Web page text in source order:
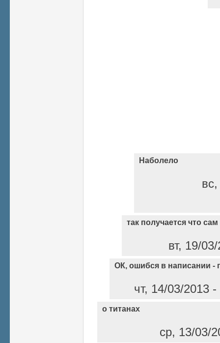
Наболело
так получается что
вт, 19/
ОК, ошибся в написании -
чт, 14/03/2013
о титанах
ср, 13/03/